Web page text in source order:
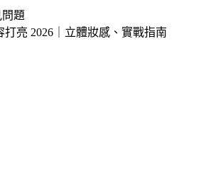
題
打亮 2026｜立體妝感、實戰指南